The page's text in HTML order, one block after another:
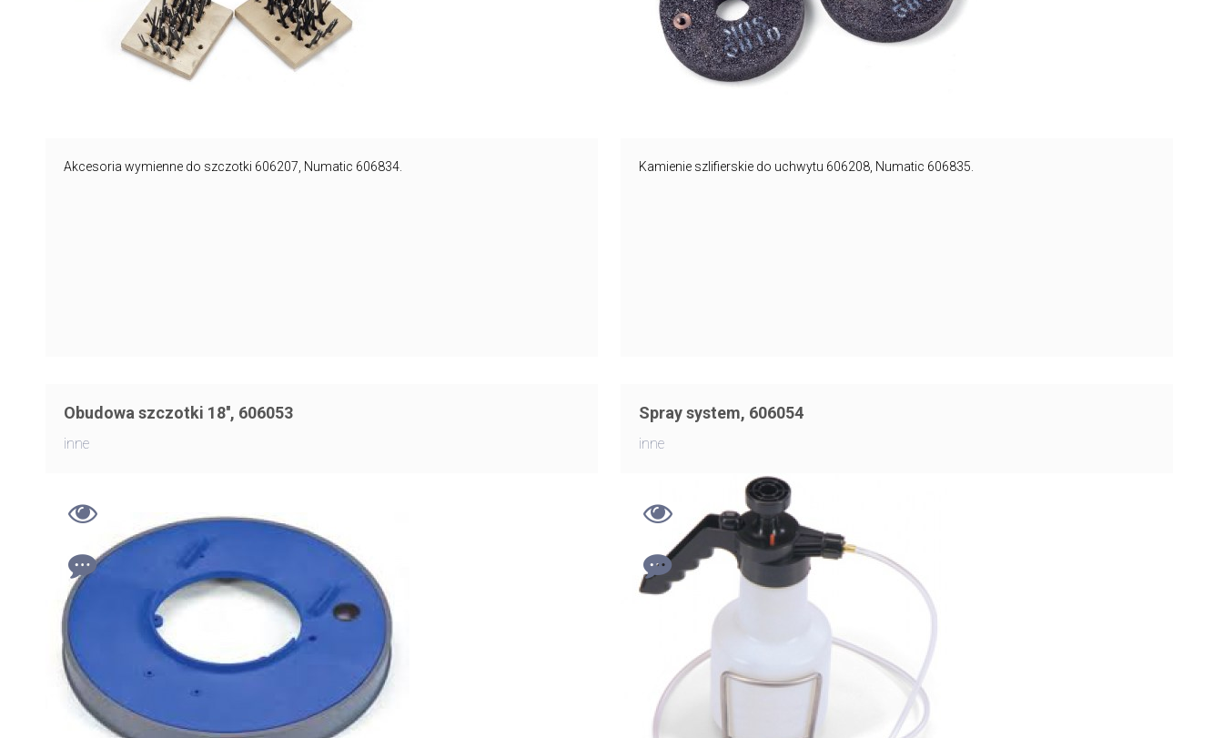
Akcesoria wymienne do szczotki 606207, Numatic 606834. Kamienie szlifierskie do uchwytu 606208, Numatic 606835.
Obudowa szczotki 18'', 606053
inne
Spray system, 606054
inne